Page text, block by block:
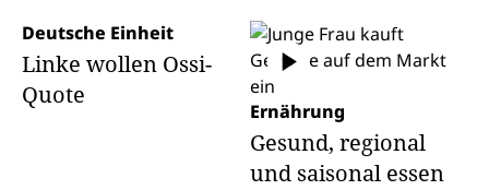
Deutsche Einheit
Linke wollen Ossi-
Quote
Ernährung
Gesund, regional
und saisonal essen